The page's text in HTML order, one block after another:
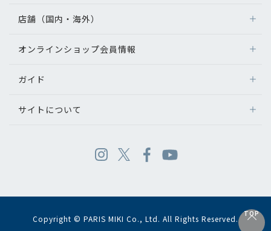
TOP
店舗（国内・海外）
オンラインショップ会員情報
ガイド
サイトについて
Copyright © PARIS MIKI Co., Ltd. All Rights Reserved.